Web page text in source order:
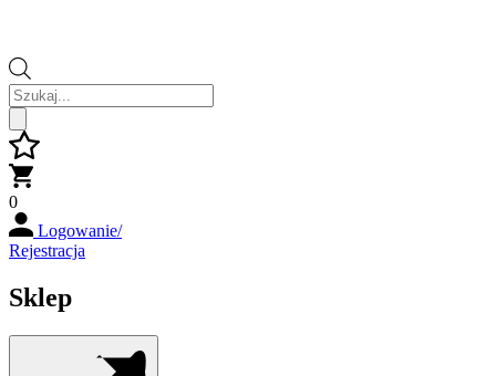
Wyszukiwarka
produktów
0
Logowanie/
Rejestracja
Sklep